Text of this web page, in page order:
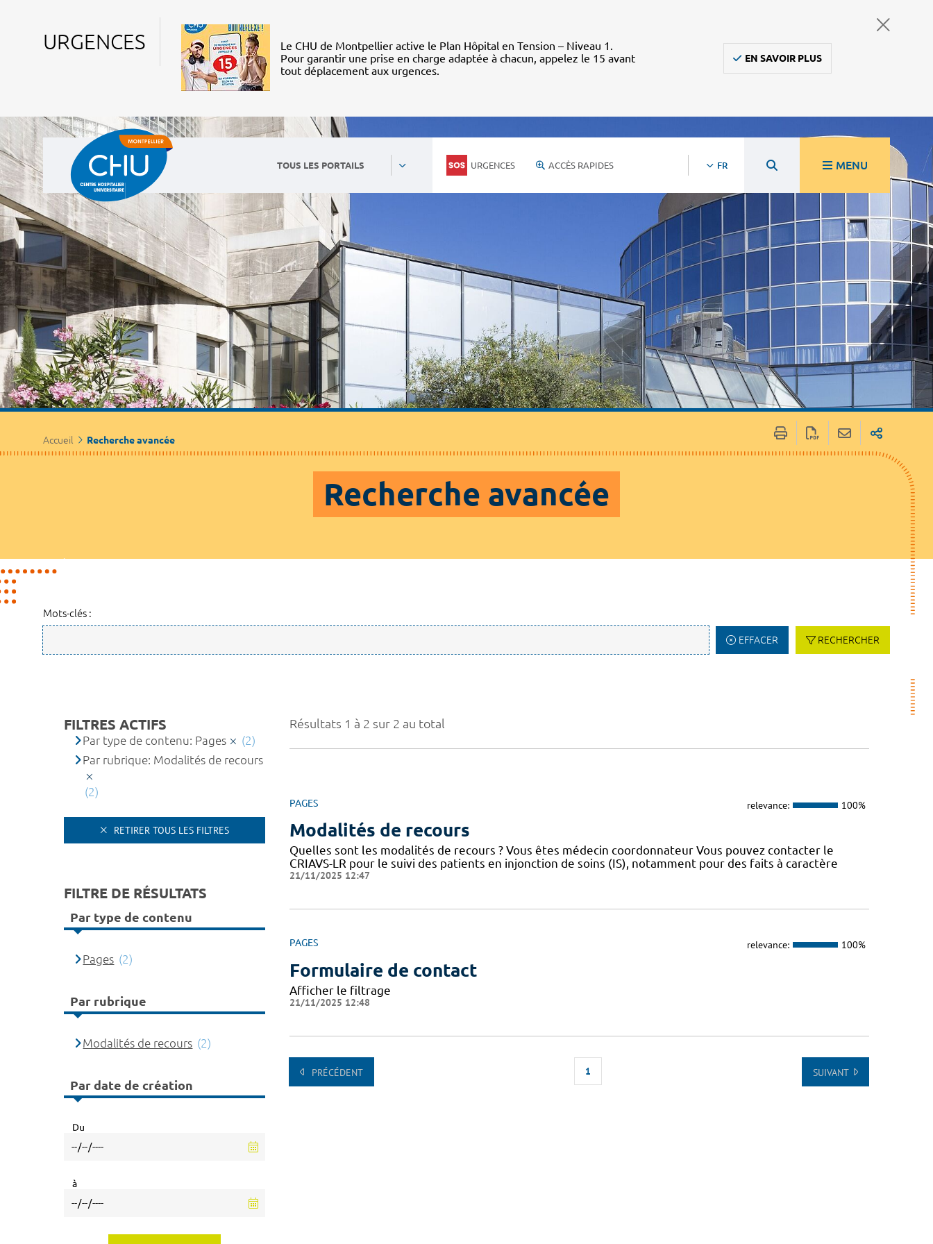
URGENCES
Le CHU de Montpellier active le Plan Hôpital en Tension – Niveau 1.
Pour garantir une prise en charge adaptée à chacun, appelez le 15 avant
tout déplacement aux urgences.
EN SAVOIR PLUS
TOUS LES PORTAILS URGENCES ACCÈS RAPIDES FR MENU
Accueil Recherche avancée
Recherche avancée
Mots-clés :
EFFACER RECHERCHER
Résultats 1 à 2 sur 2 au total
PAGES relevance: 100%
Modalités de recours
Quelles sont les modalités de recours ? Vous êtes médecin coordonnateur Vous pouvez contacter le
CRIAVS-LR pour le suivi des patients en injonction de soins (IS), notamment pour des faits à caractère
21/11/2025 12:47
PAGES relevance: 100%
Formulaire de contact
Afficher le filtrage
21/11/2025 12:48
PRÉCÉDENT 1 SUIVANT
FILTRES ACTIFS
Par type de contenu: Pages
(2)
Par rubrique: Modalités de recours
(2)
RETIRER TOUS LES FILTRES
FILTRE DE RÉSULTATS
Par type de contenu
Pages (2)
Par rubrique
Modalités de recours (2)
Par date de création
Du
à